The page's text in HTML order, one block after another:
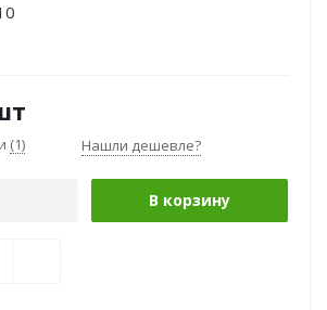
(1) Нашли дешевле?
В корзину